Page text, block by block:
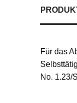
Für das
No. 1.23/